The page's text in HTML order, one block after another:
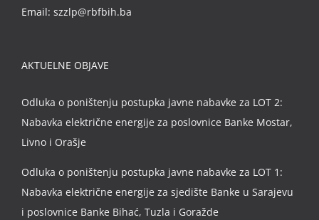
Email: szzlp@rbfbih.ba
AKTUELNE OBJAVE
Odluka o poništenju postupka javne nabavke za LOT 2:
Nabavka električne energije za poslovnice Banke Mostar,
Livno i Orašje
Odluka o poništenju postupka javne nabavke za LOT 1:
Nabavka električne energije za sjedište Banke u Sarajevu
i poslovnice Banke Bihać, Tuzla i Goražde